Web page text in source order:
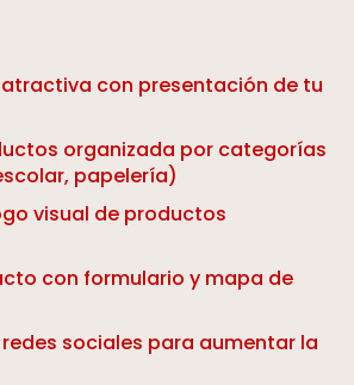
con presentación de tu
organizada por categorías
papelería)
visual de productos
con formulario y mapa de
sociales para aumentar la